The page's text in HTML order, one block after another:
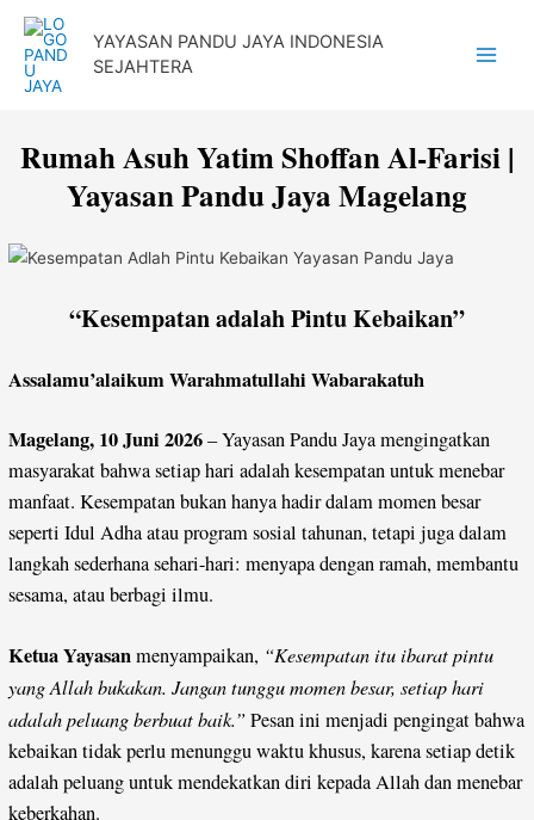
Lewati
konten
YAYASAN PANDU JAYA INDONESIA
SEJAHTERA
Rumah Asuh Yatim Shoffan Al-Farisi |
Yayasan Pandu Jaya Magelang
“Kesempatan adalah Pintu Kebaikan”
Assalamu’alaikum Warahmatullahi Wabarakatuh
Magelang, 10 Juni 2026– Yayasan Pandu Jaya mengingatkan
masyarakat bahwa setiap hari adalah kesempatan untuk menebar
manfaat. Kesempatan bukan hanya hadir dalam momen besar
seperti Idul Adha atau program sosial tahunan, tetapi juga dalam
langkah sederhana sehari-hari: menyapa dengan ramah, membantu
sesama, atau berbagi ilmu.
Ketua Yayasanmenyampaikan, “Kesempatan itu ibarat pintu
yang Allah bukakan. Jangan tunggu momen besar, setiap hari
adalah peluang berbuat baik.”Pesan ini menjadi pengingat bahwa
kebaikan tidak perlu menunggu waktu khusus, karena setiap detik
adalah peluang untuk mendekatkan diri kepada Allah dan menebar
keberkahan.